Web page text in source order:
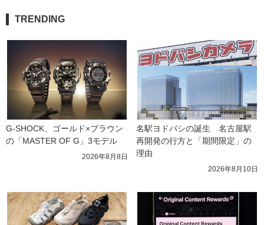
TRENDING
G-SHOCK、ゴールド×ブラウン
の「MASTER OF G」3モデル
2026年8月8日
名駅ヨドバシの誕生　名古屋駅
再開発の行方と「期間限定」の
理由
2026年8月10日